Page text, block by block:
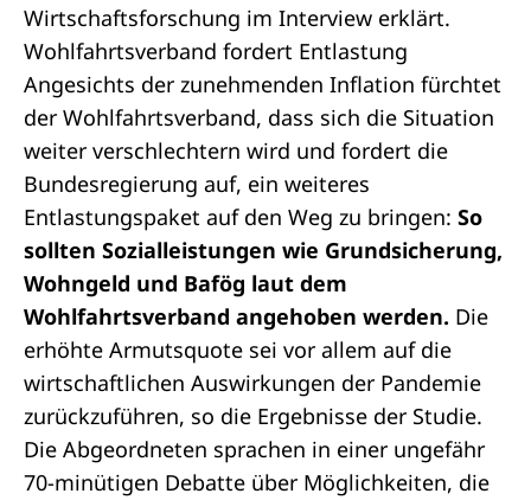
Wirtschaftsforschung im Interview erklärt.
Wohlfahrtsverband fordert Entlastung
Angesichts der zunehmenden Inflation fürchtet
der Wohlfahrtsverband, dass sich die Situation
weiter verschlechtern wird und fordert die
Bundesregierung auf, ein weiteres
Entlastungspaket auf den Weg zu bringen: So
sollten Sozialleistungen wie Grundsicherung,
Wohngeld und Bafög laut dem
Wohlfahrtsverband angehoben werden. Die
erhöhte Armutsquote sei vor allem auf die
wirtschaftlichen Auswirkungen der Pandemie
zurückzuführen, so die Ergebnisse der Studie.
Die Abgeordneten sprachen in einer ungefähr
70-minütigen Debatte über Möglichkeiten, die